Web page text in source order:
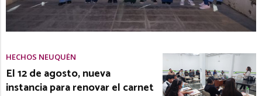
HECHOS NEUQUÉN
El 12 de agosto, nueva
instancia para renovar el carnet